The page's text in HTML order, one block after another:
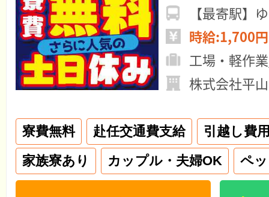
時給:1,700
工場・軽作
株式会社平
寮費無料 赴任交通費支給
引越し費
家族寮あり
カップル・夫婦OK ペ